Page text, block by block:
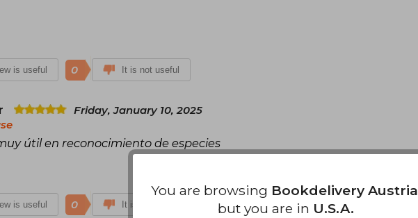
is useful 0 It is not useful
Friday, January 10, 2025
útil en reconocimiento de especies
is useful 0 It is not useful
You are browsing Bookdelivery Austria
but you are in U.S.A.